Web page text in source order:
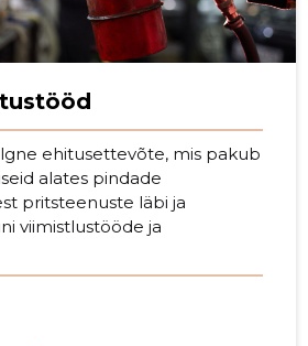
ehitusettevõte, mis pakub
alates pindade
pritsteenuste läbi ja
viimistlustööde ja